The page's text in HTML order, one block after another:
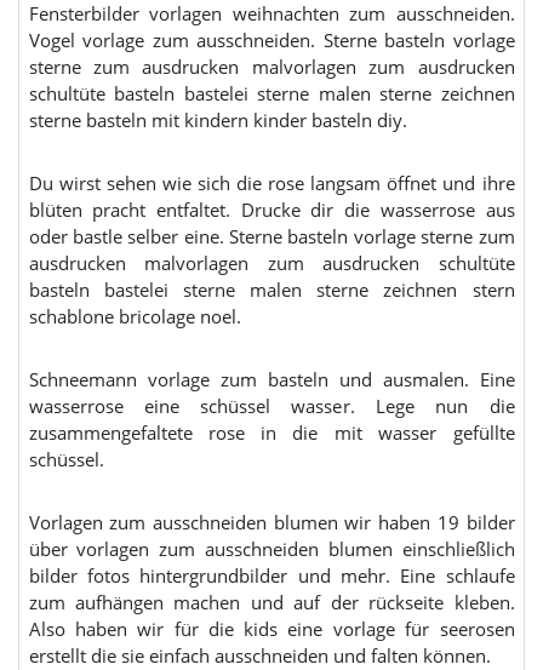
Fensterbilder vorlagen weihnachten zum ausschneiden.
Vogel vorlage zum ausschneiden. Sterne basteln vorlage
sterne zum ausdrucken malvorlagen zum ausdrucken
schultüte basteln bastelei sterne malen sterne zeichnen
sterne basteln mit kindern kinder basteln diy.
Du wirst sehen wie sich die rose langsam öffnet und ihre
blüten pracht entfaltet. Drucke dir die wasserrose aus
oder bastle selber eine. Sterne basteln vorlage sterne zum
ausdrucken malvorlagen zum ausdrucken schultüte
basteln bastelei sterne malen sterne zeichnen stern
schablone bricolage noel.
Schneemann vorlage zum basteln und ausmalen. Eine
wasserrose eine schüssel wasser. Lege nun die
zusammengefaltete rose in die mit wasser gefüllte
schüssel.
Vorlagen zum ausschneiden blumen wir haben 19 bilder
über vorlagen zum ausschneiden blumen einschließlich
bilder fotos hintergrundbilder und mehr. Eine schlaufe
zum aufhängen machen und auf der rückseite kleben.
Also haben wir für die kids eine vorlage für seerosen
erstellt die sie einfach ausschneiden und falten können.